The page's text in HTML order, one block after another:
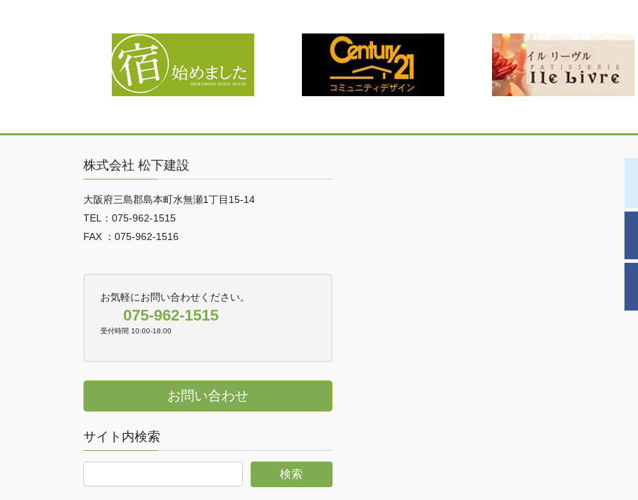
株式会社 松下建設
大阪府三島郡島本町水無瀬1丁目15-14
TEL：075-962-1515
FAX ：075-962-1516
お気軽にお問い合わせください。
075-962-1515
受付時間 10:00-18:00
お問い合わせ
サイト内検索